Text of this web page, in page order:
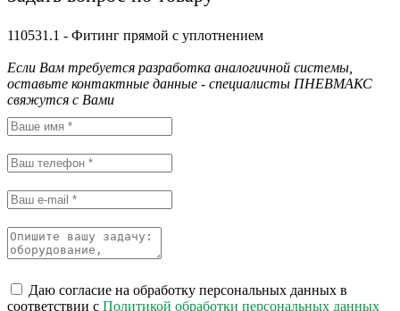
110531.1 - Фитинг прямой с уплотнением
Если Вам требуется разработка аналогичной системы,
оставьте контактные данные - специалисты ПНЕВМАКС
свяжутся с Вами
Даю согласие на обработку персональных данных в
соответствии с Политикой обработки персональных данных